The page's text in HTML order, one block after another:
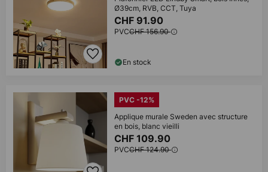
Ø39cm, RVB, CCT, Tuya
CHF 91.90
PVCCHF 156.90
En stock
PVC -12%
Applique murale Sweden avec structure
en bois, blanc vieilli
CHF 109.90
PVCCHF 124.90